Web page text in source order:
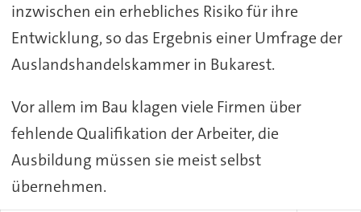
inzwischen ein erhebliches Risiko für ihre
Entwicklung, so das Ergebnis einer Umfrage der
Auslandshandelskammer in Bukarest.
Vor allem im Bau klagen viele Firmen über
fehlende Qualifikation der Arbeiter, die
Ausbildung müssen sie meist selbst
übernehmen.